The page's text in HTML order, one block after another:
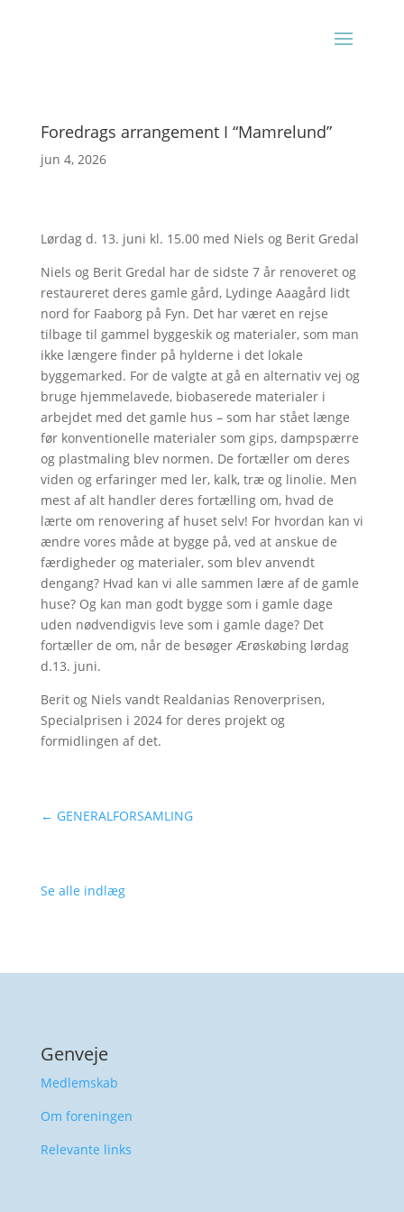
Foredrags arrangement I “Mamrelund”
jun 4, 2026
Lørdag d. 13. juni kl. 15.00 med Niels og Berit Gredal
Niels og Berit Gredal har de sidste 7 år renoveret og
restaureret deres gamle gård, Lydinge Aaagård lidt
nord for Faaborg på Fyn. Det har været en rejse
tilbage til gammel byggeskik og materialer, som man
ikke længere finder på hylderne i det lokale
byggemarked. For de valgte at gå en alternativ vej og
bruge hjemmelavede, biobaserede materialer i
arbejdet med det gamle hus – som har stået længe
før konventionelle materialer som gips, dampspærre
og plastmaling blev normen. De fortæller om deres
viden og erfaringer med ler, kalk, træ og linolie. Men
mest af alt handler deres fortælling om, hvad de
lærte om renovering af huset selv! For hvordan kan vi
ændre vores måde at bygge på, ved at anskue de
færdigheder og materialer, som blev anvendt
dengang? Hvad kan vi alle sammen lære af de gamle
huse? Og kan man godt bygge som i gamle dage
uden nødvendigvis leve som i gamle dage? Det
fortæller de om, når de besøger Ærøskøbing lørdag
d.13. juni.
Berit og Niels vandt Realdanias Renoverprisen,
Specialprisen i 2024 for deres projekt og
formidlingen af det.
← GENERALFORSAMLING
Se alle indlæg
Genveje
Medlemskab
Om foreningen
Relevante links